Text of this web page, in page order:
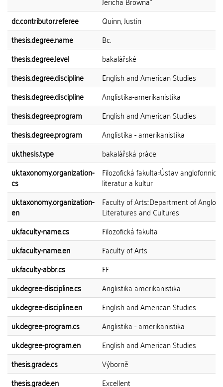
dc.contributor.referee
Quinn, Justin
thesis.degree.name
Bc.
thesis.degree.level
bakalářské
thesis.degree.discipline
English and American Studies
thesis.degree.discipline
Anglistika-amerikanistika
thesis.degree.program
English and American Studies
thesis.degree.program
Anglistika - amerikanistika
uk.thesis.type
bakalářská práce
uk.taxonomy.organization-
cs
Filozofická fakulta::Ústav anglofonních
literatur a kultur
uk.taxonomy.organization-
en
Faculty of Arts::Department of
Literatures and Cultures
uk.faculty-name.cs
Filozofická fakulta
uk.faculty-name.en
Faculty of Arts
uk.faculty-abbr.cs
FF
uk.degree-discipline.cs
Anglistika-amerikanistika
uk.degree-discipline.en
English and American Studies
uk.degree-program.cs
Anglistika - amerikanistika
uk.degree-program.en
English and American Studies
thesis.grade.cs
Výborně
thesis.grade.en
Excellent